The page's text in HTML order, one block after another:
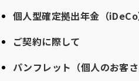
個人型確定拠出年金（iDeCo
ご契約に際して
パンフレット（個人のお客さ